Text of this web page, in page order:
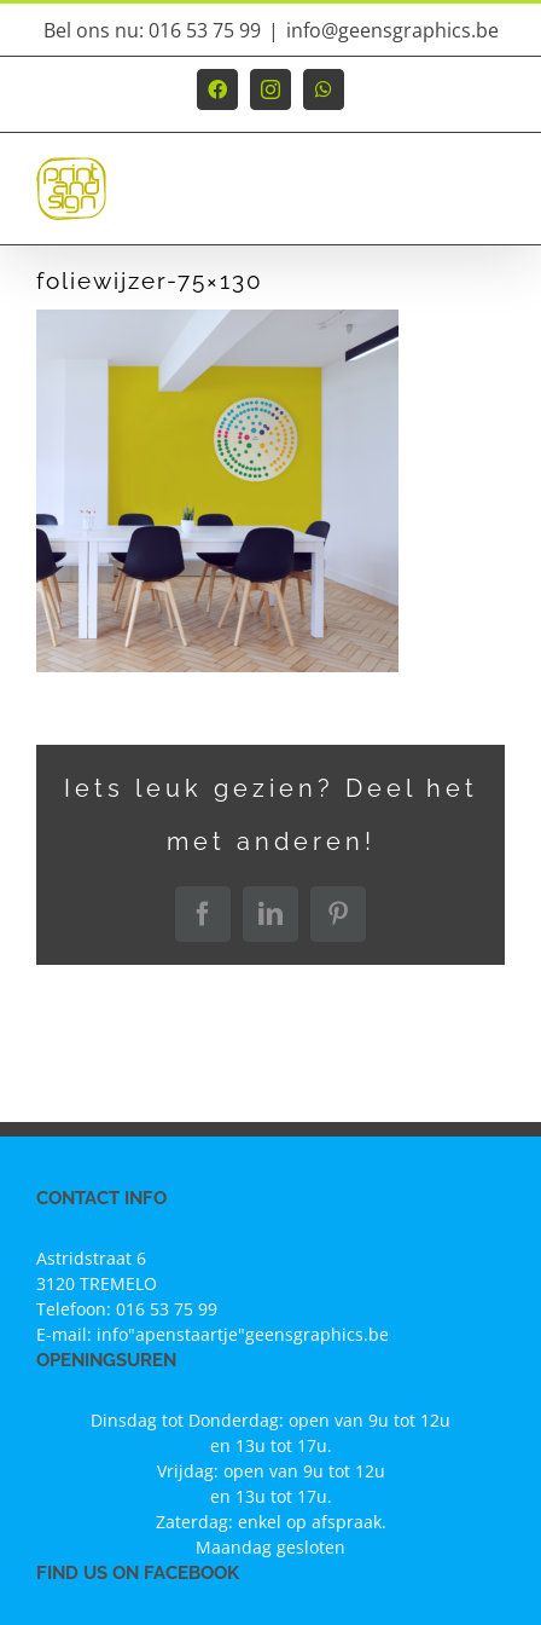
Ga
inhoud
Bel ons nu: 016 53 75 99 | info@geensgraphics.be
FacebookInstagramWhatsApp
foliewijzer-75×130
Iets leuk gezien? Deel het
met anderen!
FacebookLinkedInPinterest
CONTACT INFO
Astridstraat 6
3120 TREMELO
Telefoon: 016 53 75 99
E-mail: info"apenstaartje"geensgraphics.be
OPENINGSUREN
Dinsdag tot Donderdag: open van 9u tot 12u
en 13u tot 17u.
Vrijdag: open van 9u tot 12u
en 13u tot 17u.
Zaterdag: enkel op afspraak.
Maandag gesloten
FIND US ON FACEBOOK